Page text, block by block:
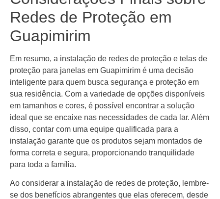
Redes de Proteção em
Guapimirim
Em resumo, a instalação de redes de proteção e telas de
proteção para janelas em Guapimirim é uma decisão
inteligente para quem busca segurança e proteção em
sua residência. Com a variedade de opções disponíveis
em tamanhos e cores, é possível encontrar a solução
ideal que se encaixe nas necessidades de cada lar. Além
disso, contar com uma equipe qualificada para a
instalação garante que os produtos sejam montados de
forma correta e segura, proporcionando tranquilidade
para toda a família.
Ao considerar a instalação de redes de proteção, lembre-
se dos benefícios abrangentes que elas oferecem, desde